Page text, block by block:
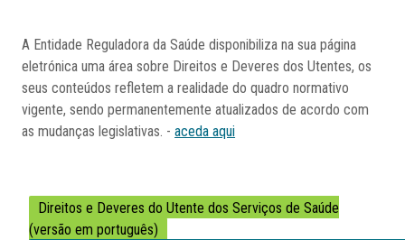
A Entidade Reguladora da Saúde disponibiliza na sua página
eletrónica uma área sobre Direitos e Deveres dos Utentes, os
seus conteúdos refletem a realidade do quadro normativo
vigente, sendo permanentemente atualizados de acordo com
as mudanças legislativas. -aceda aqui
Direitos e Deveres do Utente dos Serviços de Saúde
(versão em português)